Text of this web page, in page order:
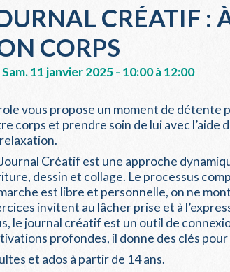
CRÉATIF :
CORPS
Sam. 11 janvier 2025 - 10:00 à 12:00
vous propose un moment de détente
corps et prendre soin de lui avec l’aide
Créatif est une approche
dessin et collage. Le processus
est libre et personnelle, on ne
invitent au lâcher prise et à
le journal créatif est un outil de
profondes, il donne des clés
et ados à partir de 14 ans.